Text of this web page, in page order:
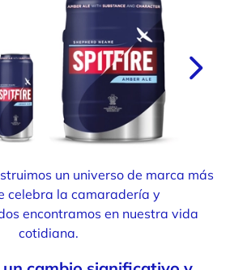
un universo de marca más
celebra la camaradería y
encontramos en nuestra vida
cotidiana.